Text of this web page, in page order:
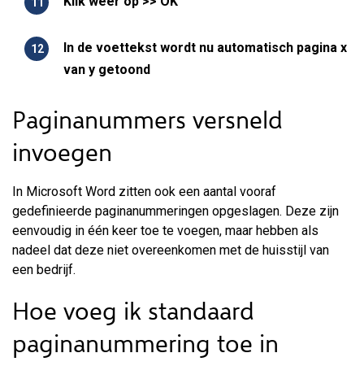
In de voettekst wordt nu automatisch pagina x
van y getoond
Paginanummers versneld
invoegen
In Microsoft Word zitten ook een aantal vooraf
gedefinieerde paginanummeringen opgeslagen. Deze zijn
eenvoudig in één keer toe te voegen, maar hebben als
nadeel dat deze niet overeenkomen met de huisstijl van
een bedrijf.
Hoe voeg ik standaard
paginanummering toe in